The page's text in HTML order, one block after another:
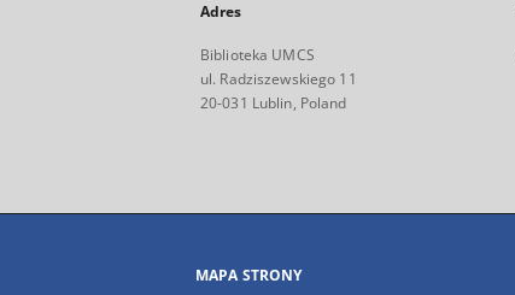
Adres
Biblioteka UMCS
ul. Radziszewskiego 11
20-031 Lublin, Poland
MAPA STRONY